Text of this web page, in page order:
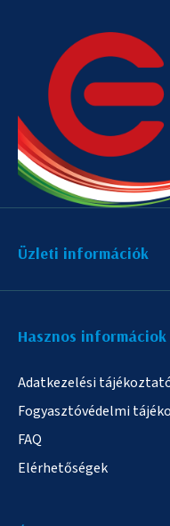
Üzleti információk
Hasznos informáciok
Adatkezelési
Fogyasztóvédelmi
FAQ
Elérhetőségek